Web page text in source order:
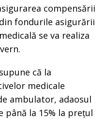
compensării
fondurile asigurării
se va realiza
că la
medicale
ambulator, adaosul
până la 15% la prețul